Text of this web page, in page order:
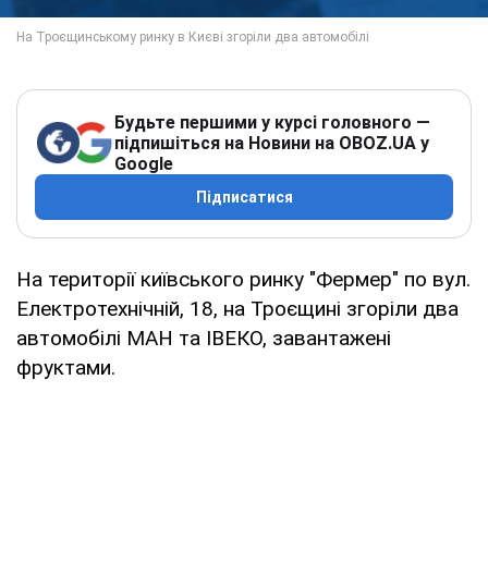
Будьте першими у курсі головного —
підпишіться на Новини на OBOZ.UA у
Google
Підписатися
На території київського ринку "Фермер" по вул.
Електротехнічній, 18, на Троєщині згоріли два
автомобілі МАН та ІВЕКО, завантажені
фруктами.